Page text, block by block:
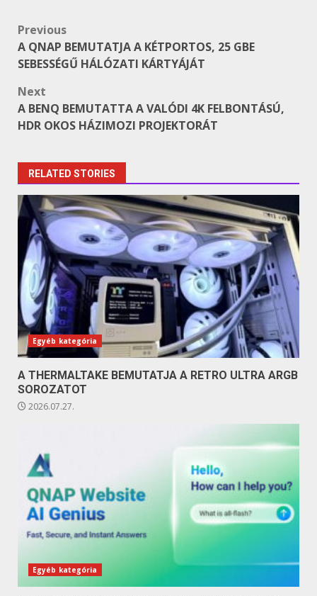
Post
navigation
Previous
A QNAP BEMUTATJA A KÉTPORTOS, 25 GBE
SEBESSÉGŰ HÁLÓZATI KÁRTYÁJÁT
Next
A BENQ BEMUTATTA A VALÓDI 4K FELBONTÁSÚ,
HDR OKOS HÁZIMOZI PROJEKTORÁT
RELATED STORIES
Egyéb kategória
A THERMALTAKE BEMUTATJA A RETRO ULTRA ARGB
SOROZATOT
2026.07.27.
Egyéb kategória